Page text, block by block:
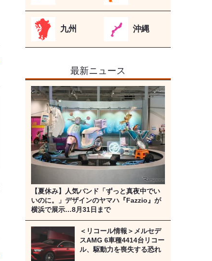
九州 沖縄
最新ニュース
【夏休み】人気バンド「ずっと真夜中でい
いのに。」デザインのヤマハ『Fazzio』が
横浜で展示…8月31日まで
＜リコール情報＞メルセデ
スAMG 6車種4414台リコー
ル、駆動力を喪失する恐れ